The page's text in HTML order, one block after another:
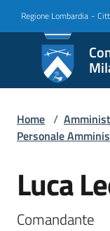
Regione Lombardia -
di
Amministrazione
Menu selezionato
Novità
Home /
Personale
Salta al contenuto
Luca
Comandante